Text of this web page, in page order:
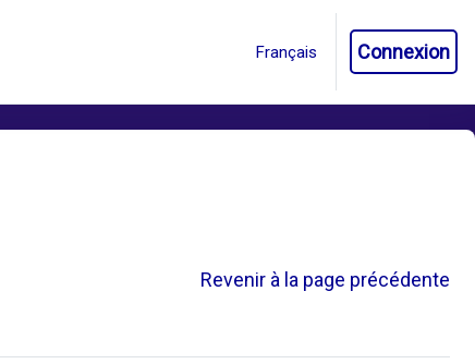
Connexion
Revenir à la page précédente